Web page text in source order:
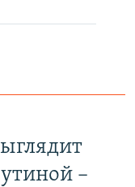
–